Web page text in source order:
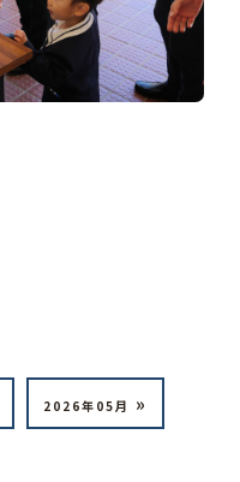
2026年05月 »